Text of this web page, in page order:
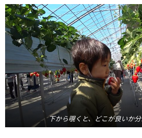
下から覗くと、どこが良いか